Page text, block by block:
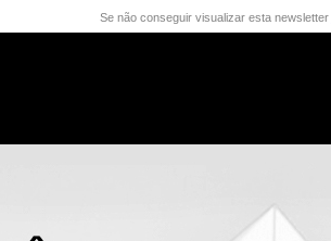
Se não conseguir visualizar esta newsletter